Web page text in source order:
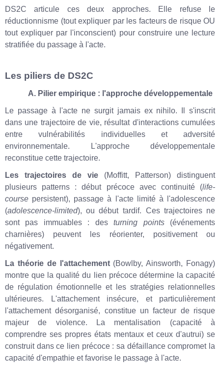
DS2C articule ces deux approches. Elle refuse le
réductionnisme (tout expliquer par les facteurs de risque OU
tout expliquer par l'inconscient) pour construire une lecture
stratifiée du passage à l'acte.
Les piliers de DS2C
A. Pilier empirique : l'approche développementale
Le passage à l'acte ne surgit jamais ex nihilo. Il s'inscrit
dans une trajectoire de vie, résultat d'interactions cumulées
entre vulnérabilités individuelles et adversité
environnementale. L'approche développementale
reconstitue cette trajectoire.
Les trajectoires de vie (Moffitt, Patterson) distinguent
plusieurs patterns : début précoce avec continuité (life-
course persistent), passage à l'acte limité à l'adolescence
(adolescence-limited), ou début tardif. Ces trajectoires ne
sont pas immuables : desturning points(événements
charnières) peuvent les réorienter, positivement ou
négativement.
La théorie de l'attachement(Bowlby, Ainsworth, Fonagy)
montre que la qualité du lien précoce détermine la capacité
de régulation émotionnelle et les stratégies relationnelles
ultérieures. L'attachement insécure, et particulièrement
l'attachement désorganisé, constitue un facteur de risque
majeur de violence. La mentalisation (capacité à
comprendre ses propres états mentaux et ceux d'autrui) se
construit dans ce lien précoce : sa défaillance compromet la
capacité d'empathie et favorise le passage à l'acte.